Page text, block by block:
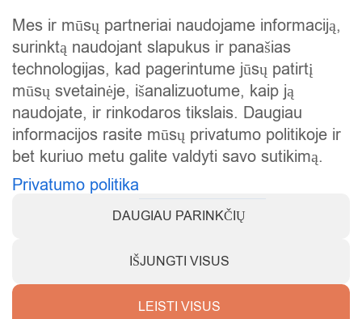
Mūsų istorija
Privatumo politika
Slapukų politika
Atsiskaitymas
Prekių grąžinimas
Visos teisės saugomos © 2025KarstiVejai.lt
Mes ir mūsų partneriai naudojame informaciją,
surinktą naudojant slapukus ir panašias
technologijas, kad pagerintume jūsų patirtį
mūsų svetainėje, išanalizuotume, kaip ją
naudojate, ir rinkodaros tikslais. Daugiau
informacijos rasite mūsų privatumo politikoje ir
bet kuriuo metu galite valdyti savo sutikimą.
Privatumo politika
DAUGIAU PARINKČIŲ
IŠJUNGTI VISUS
LEISTI VISUS